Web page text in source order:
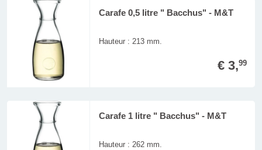
Carafe 0,5 litre " Bacchus" - M&T
Hauteur : 213 mm.
€ 3,99
Carafe 1 litre " Bacchus" - M&T
Hauteur : 262 mm.